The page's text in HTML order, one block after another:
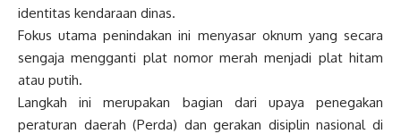
identitas kendaraan dinas.
Fokus utama penindakan ini menyasar oknum yang secara
sengaja mengganti plat nomor merah menjadi plat hitam
atau putih.
Langkah ini merupakan bagian dari upaya penegakan
peraturan daerah (Perda) dan gerakan disiplin nasional di